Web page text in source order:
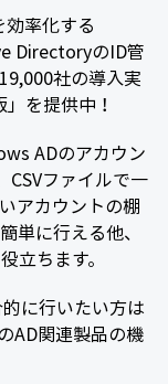
率化する
DirectoryのID管
社の導入実
を提供中！
ADのアカウン
CSVファイルで一
アカウントの棚
単に行える他、
立ちます。
に行いたい方は
AD関連製品の機